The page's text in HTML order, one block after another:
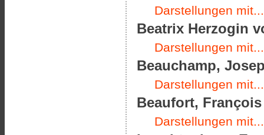
Darstellungen mit...
Beatrix Herzogin
Darstellungen mit...
Beauchamp,
Darstellungen mit...
Beaufort, François
Darstellungen mit...